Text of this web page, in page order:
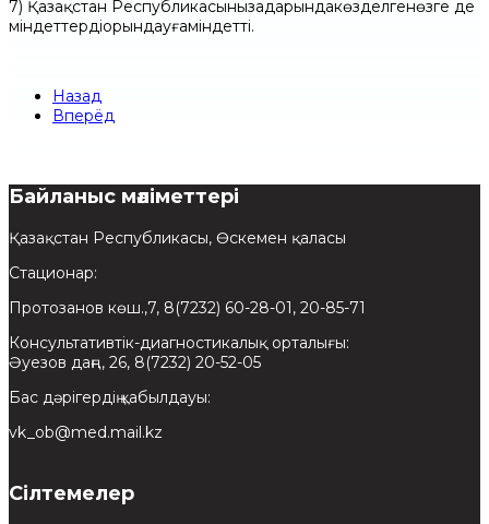
7) Қазақстан Республикасыныңзаңдарындакөзделгенөзге де
міндеттердіорындауғаміндетті.
Назад
Вперёд
Байланыс мәліметтері
Қазақстан Республикасы, Өскемен қаласы
Стационар:
Протозанов көш.,7, 8(7232) 60-28-01, 20-85-71
Консультативтік-диагностикалық орталығы:
Әуезов даңғ., 26, 8(7232) 20-52-05
Бас дәрігердің қабылдауы:
vk_ob@med.mail.kz
Сілтемелер